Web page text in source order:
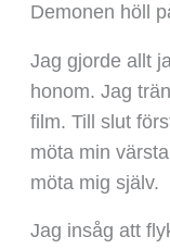
Demonen höll
Jag gjorde allt
honom. Jag
film. Till slut
möta min
möta mig själv.
Jag insåg att